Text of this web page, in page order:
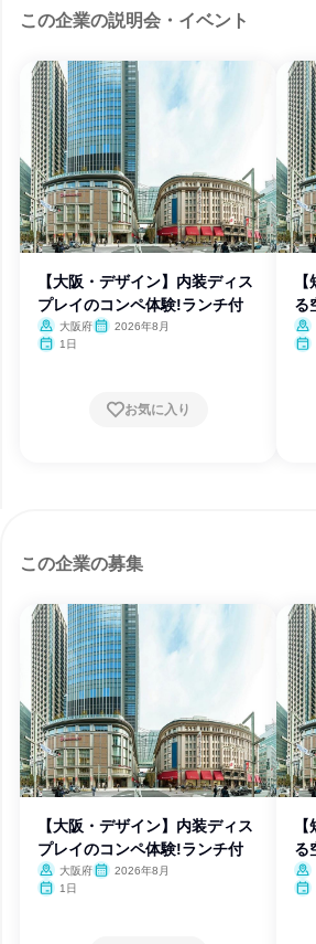
この企業の説明会・イベント
【大阪・デザイン】内装ディス
プレイのコンペ体験!ランチ付
大阪府
2026年8月
1日
お気に入り
る
か
この企業の募集
【大阪・デザイン】内装ディス
プレイのコンペ体験!ランチ付
大阪府
2026年8月
1日
る
か